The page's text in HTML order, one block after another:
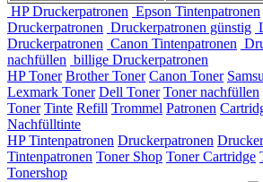
HP Druckerpatronen Epson Tintenpatronen
Druckerpatronen Druckerpatronen günstig
Druckerpatronen Canon Tintenpatronen
nachfüllen billige Druckerpatronen
HP Toner Brother Toner Canon Toner
Lexmark Toner Dell Toner Toner nachfüllen
Toner Tinte Refill Trommel Patronen
Nachfülltinte
HP Tintenpatronen Druckerpatronen
Tintenpatronen Toner Shop Toner Cartridge
Tonershop